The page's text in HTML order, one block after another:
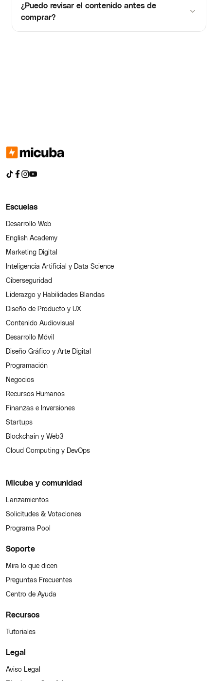
¿Puedo revisar el contenido antes de
comprar?
Escuelas
Desarrollo Web
English Academy
Marketing Digital
Inteligencia Artificial y Data Science
Ciberseguridad
Liderazgo y Habilidades Blandas
Diseño de Producto y UX
Contenido Audiovisual
Desarrollo Móvil
Diseño Gráfico y Arte Digital
Programación
Negocios
Recursos Humanos
Finanzas e Inversiones
Startups
Blockchain y Web3
Cloud Computing y DevOps
Micuba y comunidad
Lanzamientos
Solicitudes & Votaciones
Programa Pool
Soporte
Mira lo que dicen
Preguntas Frecuentes
Centro de Ayuda
Recursos
Tutoriales
Legal
Aviso Legal